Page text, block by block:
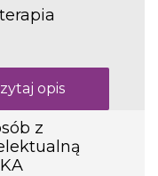
opis
z